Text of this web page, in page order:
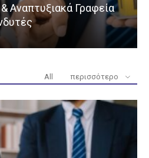
Αναπτυξιακά Γραφεία
All περισσότερο